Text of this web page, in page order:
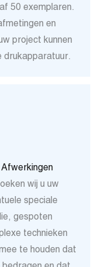
50 exemplaren.
en
project kunnen
wij u uw
speciale
gespoten
technieken
te houden dat